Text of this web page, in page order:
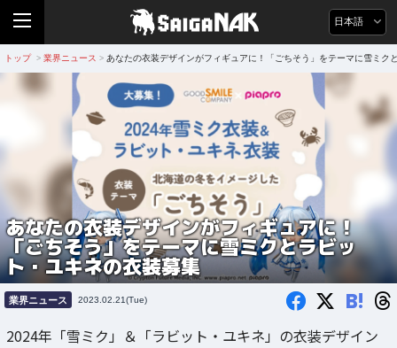
日本語
トップ > 業界ニュース > あなたの衣装デザインがフィギュアに！「ごちそう」をテーマに雪ミク
あなたの衣装デザインがフィギュアに！
「ごちそう」をテーマに雪ミクとラビッ
ト・ユキネの衣装募集
業界ニュース 2023.02.21(Tue) B!
2024年「雪ミク」＆「ラビット・ユキネ」の衣装デザイン